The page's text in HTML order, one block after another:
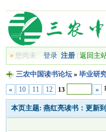
»您尚未 登录 注册| 返回主
三农中国读书论坛» 毕业研
«
10 11 12 13 »
本页主题: 燕红亮读书：更新